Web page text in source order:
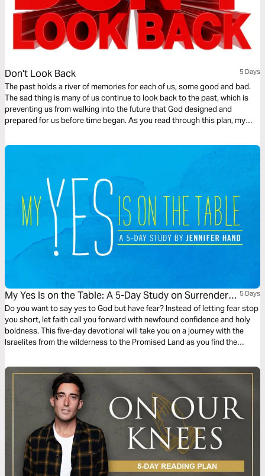
Don't Look Back 5 Days
The past holds a river of memories for each of us, some good and bad.
The sad thing is many of us continue to look back to the past, which is
preventing us from walking into the future that God designed and
prepared for us before time began. As you read through this plan, my
future God has for you.
My Yes Is on the Table: A 5-Day Study on Surrender
by Jennifer Hand
5 Days
Do you want to say yes to God but have fear? Instead of letting fear stop
you short, let faith call you forward with newfound confidence and holy
boldness. This five-day devotional will take you on a journey with the
Israelites from the wilderness to the Promised Land as you find the